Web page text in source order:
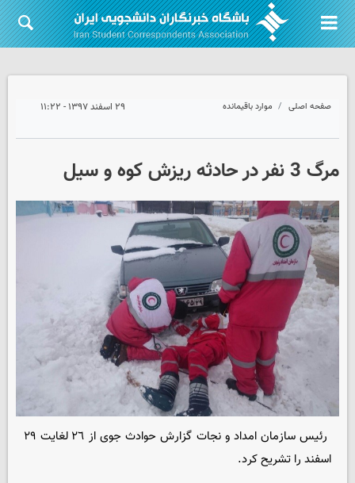
صفحه اصلی موارد باقیمانده ۲۹ اسفند ۱۳۹۷ - ۱۱:۲۲
مرگ 3 نفر در حادثه ریزش کوه و سیل
رئیس سازمان امداد و نجات گزارش حوادث جوی از ٢٦ لغایت ٢٩
اسفند را تشریح کرد.